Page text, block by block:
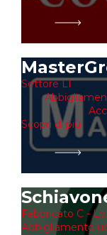
Settore L1
Scopri di più
Fabbricato C -
Abbigliamento